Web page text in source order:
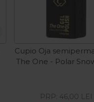
Cupio Oja
The One - Polar
PRP: 46,00 LEI